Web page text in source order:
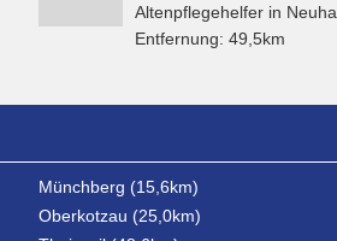
Altenpflegehelferin
Entfernung: 49,5km
Münchberg (15,6km)
Oberkotzau (25,0km)